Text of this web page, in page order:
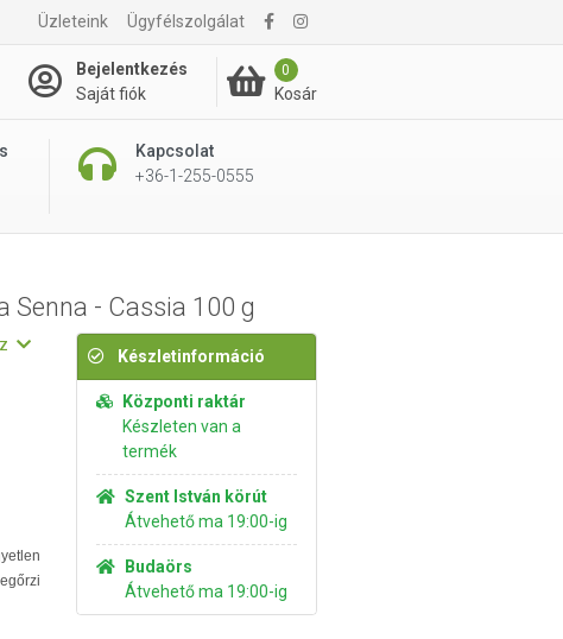
Üzleteink Ügyfélszolgálat
Bejelentkezés
Saját fiók
0
Kosár
Kapcsolat
+36-1-255-0555
5 795 Ft Kosárba rakom
Senna - Cassia 100 g
Készletinformáció
Központi raktár
Készleten van a
termék
Szent István körút
Átvehető ma 19:00-ig
Budaörs
Átvehető ma 19:00-ig